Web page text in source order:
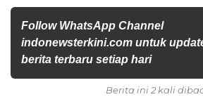
Follow WhatsApp Channel
indonewsterkini.com untuk
berita terbaru setiap hari
Berita ini 2 kali